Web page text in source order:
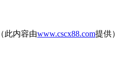
（此内容由www.cscx88.com提供）